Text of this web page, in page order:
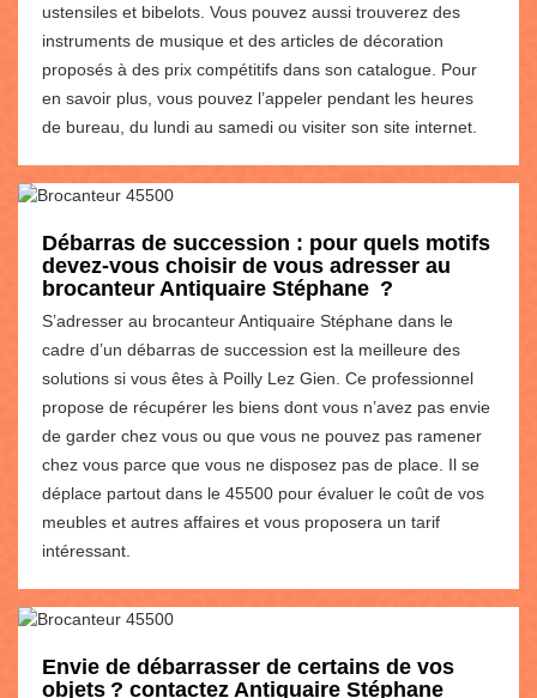
ustensiles et bibelots. Vous pouvez aussi trouverez des
instruments de musique et des articles de décoration
proposés à des prix compétitifs dans son catalogue. Pour
en savoir plus, vous pouvez l’appeler pendant les heures
de bureau, du lundi au samedi ou visiter son site internet.
Débarras de succession : pour quels motifs
devez-vous choisir de vous adresser au
brocanteur Antiquaire Stéphane ?
S’adresser au brocanteur Antiquaire Stéphane dans le
cadre d’un débarras de succession est la meilleure des
solutions si vous êtes à Poilly Lez Gien. Ce professionnel
propose de récupérer les biens dont vous n’avez pas envie
de garder chez vous ou que vous ne pouvez pas ramener
chez vous parce que vous ne disposez pas de place. Il se
déplace partout dans le 45500 pour évaluer le coût de vos
meubles et autres affaires et vous proposera un tarif
intéressant.
Envie de débarrasser de certains de vos
objets ? contactez Antiquaire Stéphane